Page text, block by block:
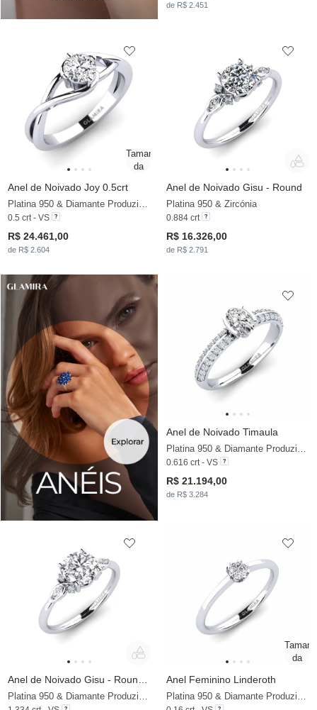
de R$ 2.451
Anel de Noivado Joy 0.5crt
Platina 950 & Diamante Produzido em Laboratório
0.5 crt - VS
R$ 24.461,00
de R$ 2.604
Anel de Noivado Gisu - Round
Platina 950 & Zircónia
0.884 crt
R$ 16.326,00
de R$ 2.791
Anel de Noivado Timaula
Platina 950 & Diamante Produzido em Laboratório
0.616 crt - VS
R$ 21.194,00
de R$ 3.284
Anel Feminino Linderoth